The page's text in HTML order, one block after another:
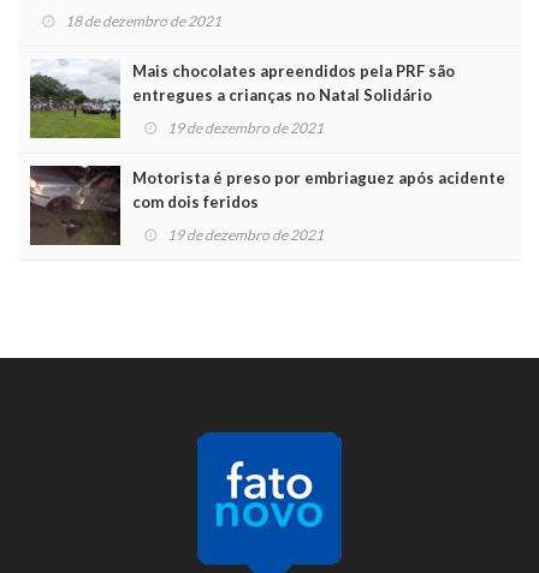
18 de dezembro de 2021
Mais chocolates apreendidos pela PRF são
entregues a crianças no Natal Solidário
19 de dezembro de 2021
Motorista é preso por embriaguez após acidente
com dois feridos
19 de dezembro de 2021